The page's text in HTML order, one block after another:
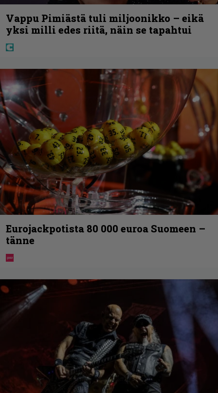
Vappu Pimiästä tuli miljoonikko – eikä
yksi milli edes riitä, näin se tapahtui
Eurojackpotista 80 000 euroa Suomeen –
tänne